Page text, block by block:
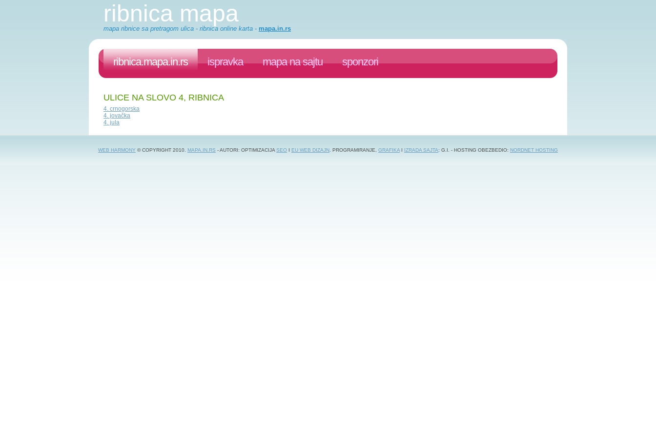
ribnica mapa
mapa ribnice sa pretragom ulica - ribnica online karta - mapa.in.rs
ribnica.mapa.in.rs ispravka mapa na sajtu sponzori
ULICE NA SLOVO 4, RIBNICA
4. crnogorska
4. jovačka
4. jula
WEB HARMONY © COPYRIGHT 2010. MAPA.IN.RS - AUTORI: OPTIMIZACIJA SEO I EU WEB DIZAJN . PROGRAMIRANJE, GRAFIKA I IZRADA SAJTA: G.I. - HOSTING OBEZBEDIO: NORDNET HOSTING